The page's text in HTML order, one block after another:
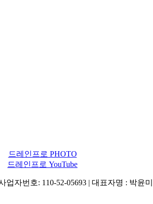
드레인프로 PHOTO
드레인프로 YouTube
업자번호: 110-52-05693 | 대표자명 : 박윤